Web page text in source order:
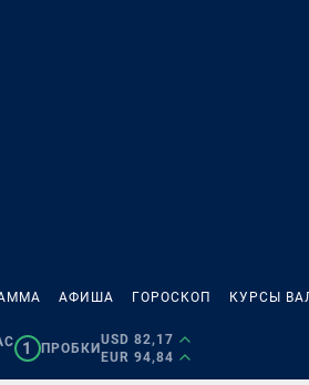
АФИША ГОРОСКОП КУРСЫ
1 ПРОБКИ
USD 82,17
EUR 94,84